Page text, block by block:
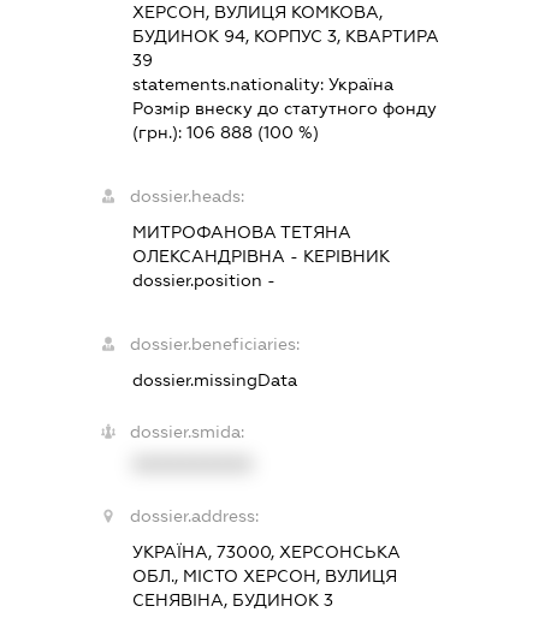
ХЕРСОН, ВУЛИЦЯ КОМКОВА,
БУДИНОК 94, КОРПУС 3, КВАРТИРА
39
statements.nationality:Україна
Розмір внеску до статутного фонду
(грн.):106 888 (100 %)
dossier.heads:
МИТРОФАНОВА ТЕТЯНА
ОЛЕКСАНДРІВНА - КЕРІВНИК
dossier.position -
dossier.beneficiaries:
dossier.missingData
dossier.smida:
dossier.address:
УКРАЇНА, 73000, ХЕРСОНСЬКА
ОБЛ., МІСТО ХЕРСОН, ВУЛИЦЯ
СЕНЯВІНА, БУДИНОК 3